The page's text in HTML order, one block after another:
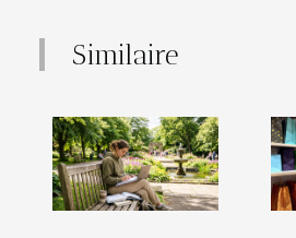
Similaire